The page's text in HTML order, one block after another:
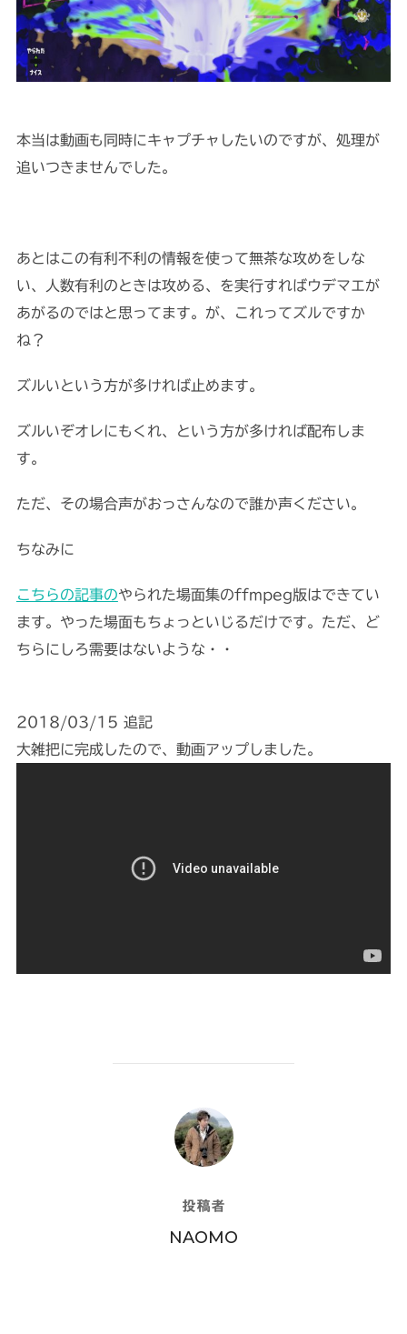
本当は動画も同時にキャプチャしたいのですが、処理が
追いつきませんでした。
あとはこの有利不利の情報を使って無茶な攻めをしな
い、人数有利のときは攻める、を実行すればウデマエが
あがるのではと思ってます。が、これってズルですか
ね？
ズルいという方が多ければ止めます。
ズルいぞオレにもくれ、という方が多ければ配布しま
す。
ただ、その場合声がおっさんなので誰か声ください。
ちなみに
こちらの記事のやられた場面集のffmpeg版はできてい
ます。やった場面もちょっといじるだけです。ただ、ど
ちらにしろ需要はないような・・
2018/03/15 追記
大雑把に完成したので、動画アップしました。
投稿者
投稿者
NAOMO